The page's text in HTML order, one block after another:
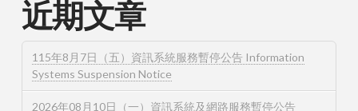
近期文章
115年8月7日（五）資訊系統服務暫停公告 Information
Systems Suspension Notice
2026年08月10日（一）資訊系統及網路服務暫停公告